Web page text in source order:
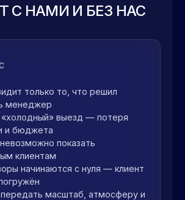
С НАМИ И БЕЗ НАС
только то, что решил
менеджер
выезд — потеря
и бюджета
показать
клиентам
начинаются с нуля — клиент
масштаб, атмосферу и